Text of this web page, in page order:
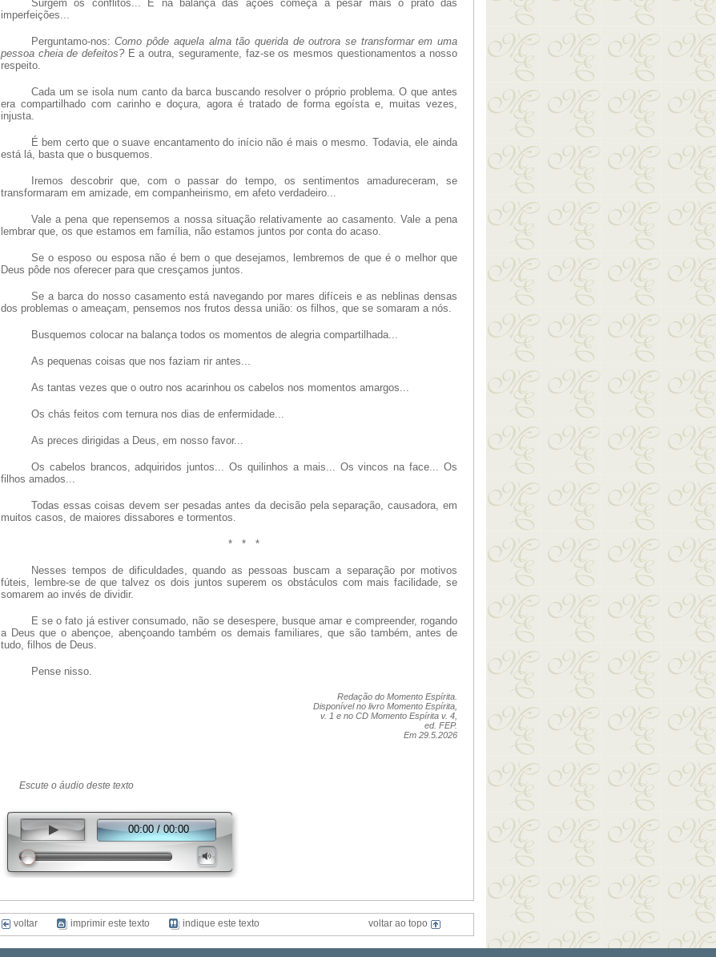
Surgem os conflitos... E na balança das ações começa a pesar mais o prato das
imperfeições...
Perguntamo-nos:Como pôde aquela alma tão querida de outrora se transformar em uma
pessoa cheia de defeitos? E a outra, seguramente, faz-se os mesmos questionamentos a nosso
respeito.
Cada um se isola num canto da barca buscando resolver o próprio problema. O que antes
era compartilhado com carinho e doçura, agora é tratado de forma egoísta e, muitas vezes,
injusta.
É bem certo que o suave encantamento do início não é mais o mesmo. Todavia, ele ainda
está lá, basta que o busquemos.
Iremos descobrir que, com o passar do tempo, os sentimentos amadureceram, se
transformaram em amizade, em companheirismo, em afeto verdadeiro...
Vale a pena que repensemos a nossa situação relativamente ao casamento. Vale a pena
lembrar que, os que estamos em família, não estamos juntos por conta do acaso.
Se o esposo ou esposa não é bem o que desejamos, lembremos de que é o melhor que
Deus pôde nos oferecer para que cresçamos juntos.
Se a barca do nosso casamento está navegando por mares difíceis e as neblinas densas
dos problemas o ameaçam, pensemos nos frutos dessa união: os filhos, que se somaram a nós.
Busquemos colocar na balança todos os momentos de alegria compartilhada...
As pequenas coisas que nos faziam rir antes...
As tantas vezes que o outro nos acarinhou os cabelos nos momentos amargos...
Os chás feitos com ternura nos dias de enfermidade...
As preces dirigidas a Deus, em nosso favor...
Os cabelos brancos, adquiridos juntos... Os quilinhos a mais... Os vincos na face... Os
filhos amados...
Todas essas coisas devem ser pesadas antes da decisão pela separação, causadora, em
muitos casos, de maiores dissabores e tormentos.
* * *
Nesses tempos de dificuldades, quando as pessoas buscam a separação por motivos
fúteis, lembre-se de que talvez os dois juntos superem os obstáculos com mais facilidade, se
somarem ao invés de dividir.
E se o fato já estiver consumado, não se desespere, busque amar e compreender, rogando
a Deus que o abençoe, abençoando também os demais familiares, que são também, antes de
tudo, filhos de Deus.
Pense nisso.
Redação do Momento Espírita.
Disponível no livro Momento Espírita,
v. 1 e no CD Momento Espírita v. 4,
ed. FEP.
Em 29.5.2026
Escute o áudio deste texto
00:00 / 00:00
voltar imprimir este texto indique este texto voltar ao topo